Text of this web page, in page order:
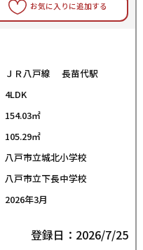
お気に入りに追加する
ＪＲ八戸線 長苗代駅
4LDK
154.03㎡
105.29㎡
八戸市立城北小学校
八戸市立下長中学校
2026年3月
登録日：2026/7/25